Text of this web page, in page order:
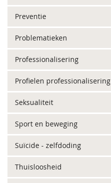
Preventie
Problematieken
Professionalisering
Profielen professionalisering
Seksualiteit
Sport en beweging
Suïcide - zelfdoding
Thuisloosheid